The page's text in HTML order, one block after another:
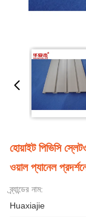
হোয়াইট পিভিসি
ওয়াল প্যানেল
ব্র্যান্ডের নাম:
Huaxiajie